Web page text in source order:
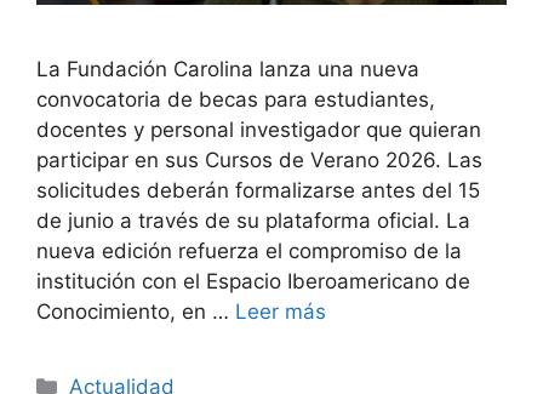
La Fundación Carolina lanza una nueva
convocatoria de becas para estudiantes,
docentes y personal investigador que quieran
participar en sus Cursos de Verano 2026. Las
solicitudes deberán formalizarse antes del 15
de junio a través de su plataforma oficial. La
nueva edición refuerza el compromiso de la
institución con el Espacio Iberoamericano de
Conocimiento, en … Leer más
Categorías
Actualidad